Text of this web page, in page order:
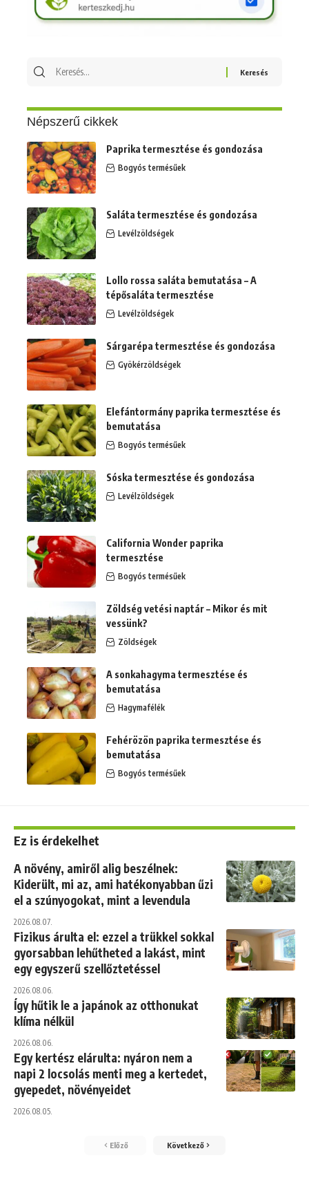
Keresés
Népszerű cikkek
Paprika termesztése és gondozása
Bogyós termésűek
Saláta termesztése és gondozása
Levélzöldségek
Lollo rossa saláta bemutatása – A
tépősaláta termesztése
Levélzöldségek
Sárgarépa termesztése és gondozása
Gyökérzöldségek
Elefántormány paprika termesztése és
bemutatása
Bogyós termésűek
Sóska termesztése és gondozása
Levélzöldségek
California Wonder paprika
termesztése
Bogyós termésűek
Zöldség vetési naptár – Mikor és mit
vessünk?
Zöldségek
A sonkahagyma termesztése és
bemutatása
Hagymafélék
Fehérözön paprika termesztése és
bemutatása
Bogyós termésűek
Ez is érdekelhet
A növény, amiről alig beszélnek:
Kiderült, mi az, ami hatékonyabban űzi
el a szúnyogokat, mint a levendula
2026.08.07.
Fizikus árulta el: ezzel a trükkel sokkal
gyorsabban lehűtheted a lakást, mint
egy egyszerű szellőztetéssel
2026.08.06.
Így hűtik le a japánok az otthonukat
klíma nélkül
2026.08.06.
Egy kertész elárulta: nyáron nem a
napi 2 locsolás menti meg a kertedet,
gyepedet, növényeidet
2026.08.05.
Előző Következő